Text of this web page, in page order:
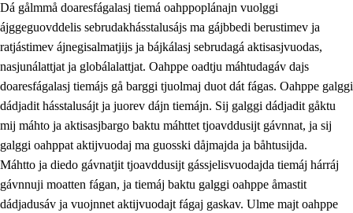
2. Prinsihpa oahppama, åvddånahttema ja ávddama hárráj
Sosiála oahppam ja åvddånibme
2.2 Máhtudahka fágáj hárráj
Vuodulasj tjehpudagá
2.4 Oahppat oahppat
Doaresfágalasj tiemá
2.5 Doaresfágalasj tiemá
Dá gålmmå doaresfágalasj tiemá oahppoplánajn vuolggi
ájggeguovddelis sebrudakhásstalusájs ma gájbbedi berustimev ja
ratjástimev ájnegisalmatjijs ja bájkálasj sebrudagá aktisasjvuodas,
nasjunálattjat ja globálalattjat. Oahppe oadtju máhtudagáv dajs
doaresfágalasj tiemájs gå barggi tjuolmaj duot dát fágas. Oahppe galggi
dádjadit hásstalusájt ja juorev dájn tiemájn. Sij galggi dádjadit gåktu
mij máhto ja aktisasjbargo baktu máhttet tjoavddusijt gávnnat, ja sij
galggi oahppat aktijvuodaj ma guosski dåjmajda ja båhtusijda.
Máhtto ja diedo gávnatjit tjoavddusijt gássjelisvuodajda tiemáj hárráj
gávnnuji moatten fágan, ja tiemáj baktu galggi oahppe åmastit
dádjadusáv ja vuojnnet aktijvuodajt fágaj gaskav. Ulme majt oahppe